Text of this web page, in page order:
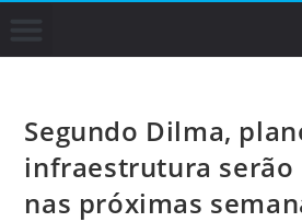
Segundo Dilma,
infraestrutura serão
nas próximas